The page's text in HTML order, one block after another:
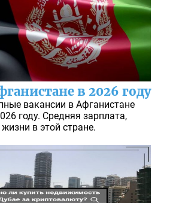
в 2026 году
вакансии в Афганистане
году. Средняя зарплата,
в этой стране.